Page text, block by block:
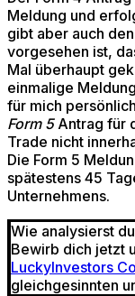
Meldung und
gibt aber auch den
vorgesehen ist,
Mal überhaupt
einmalige
für mich
Form 5Antrag für
Trade nicht
Die Form 5
spätestens 45
Unternehmens.
Wie analysierst
Bewirb dich jetzt
LuckyInvestors
gleichgesinnten